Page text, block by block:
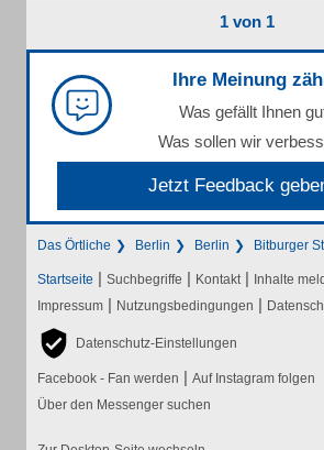
1 von 1
Ihre Meinung
Was gefällt Ihnen
Was sollen wir
Jetzt Feedback
Das Örtliche Berlin Berlin Bitburger
Startseite | Suchbegriffe | Kontakt | Inhalte
Impressum | Nutzungsbedingungen |
Datenschutz-Einstellungen
Facebook - Fan werden | Auf Instagram folgen
Über den Messenger suchen